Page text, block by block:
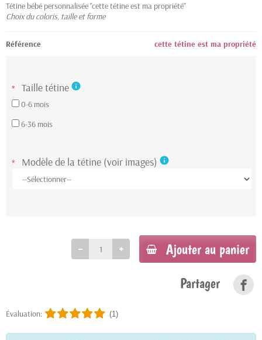
Tétine bébé personnalisée "cette tétine est ma propriété"
Choix du coloris, taille et forme
Référence cette tétine est ma propriété
* Taille tétine info
0-6 mois
6-36 mois
* Modèle de la tétine (voir images) info
Ajouter au panier
Partager
Évaluation: (1)